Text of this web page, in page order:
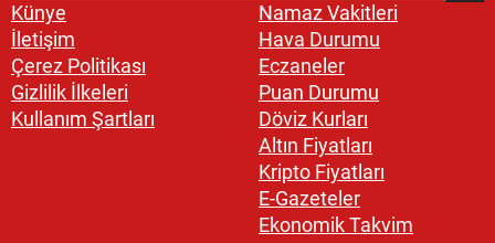
Künye
İletişim
Çerez Politikası
Gizlilik İlkeleri
Kullanım Şartları
Namaz Vakitleri
Hava Durumu
Eczaneler
Puan Durumu
Döviz Kurları
Altın Fiyatları
Kripto Fiyatları
E-Gazeteler
Ekonomik Takvim